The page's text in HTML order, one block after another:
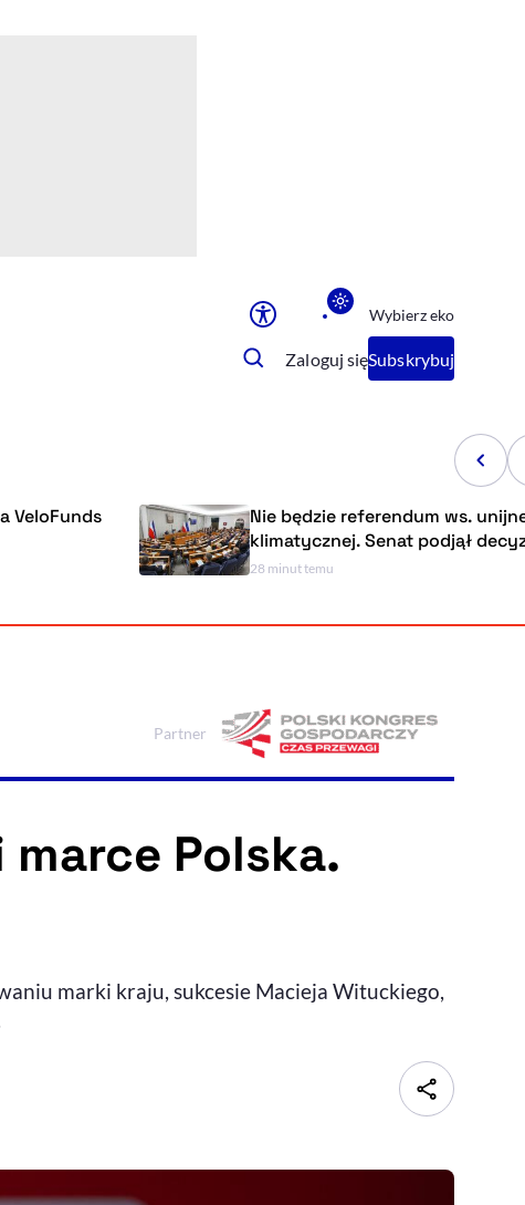
Ułatwienia dostępności wspierają:
Wybierz eko
Zaloguj sięSubskrybuj
Nie będzie referendum ws. unijnej polityki
klimatycznej. Senat podjął decyzję
28 minut temu
Partner
Polska.
marki kraju, sukcesie Macieja Wituckiego,